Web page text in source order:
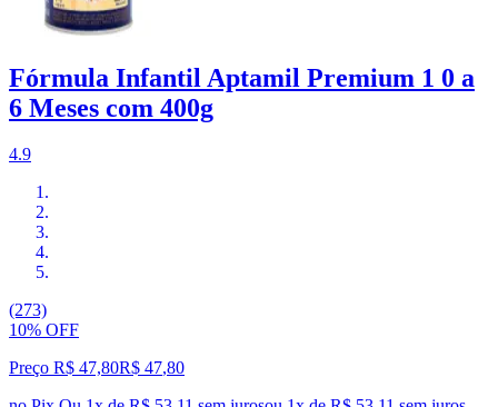
Fórmula Infantil Aptamil Premium 1 0 a
6 Meses com 400g
4.9
(273)
10% OFF
Preço R$ 47,80R$ 47,80